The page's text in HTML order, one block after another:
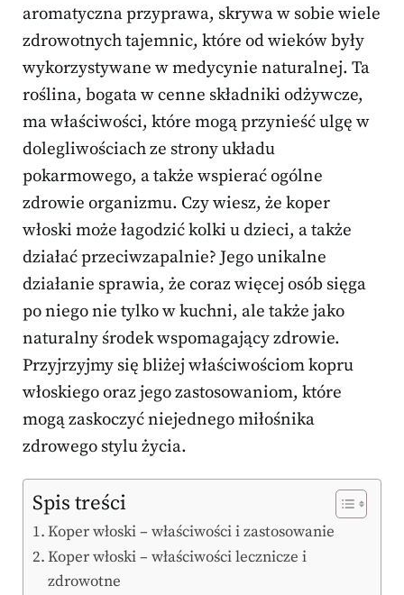
aromatyczna przyprawa, skrywa w sobie wiele
zdrowotnych tajemnic, które od wieków były
wykorzystywane w medycynie naturalnej. Ta
roślina, bogata w cenne składniki odżywcze,
ma właściwości, które mogą przynieść ulgę w
dolegliwościach ze strony układu
pokarmowego, a także wspierać ogólne
zdrowie organizmu. Czy wiesz, że koper
włoski może łagodzić kolki u dzieci, a także
działać przeciwzapalnie? Jego unikalne
działanie sprawia, że coraz więcej osób sięga
po niego nie tylko w kuchni, ale także jako
naturalny środek wspomagający zdrowie.
Przyjrzyjmy się bliżej właściwościom kopru
włoskiego oraz jego zastosowaniom, które
mogą zaskoczyć niejednego miłośnika
zdrowego stylu życia.
Spis treści
Koper włoski – właściwości i zastosowanie
Koper włoski – właściwości lecznicze i
zdrowotne